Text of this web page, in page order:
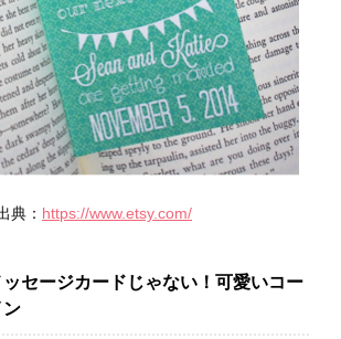
典： https://www.etsy.com/
ッセージカードじゃない！可愛いコー
ン